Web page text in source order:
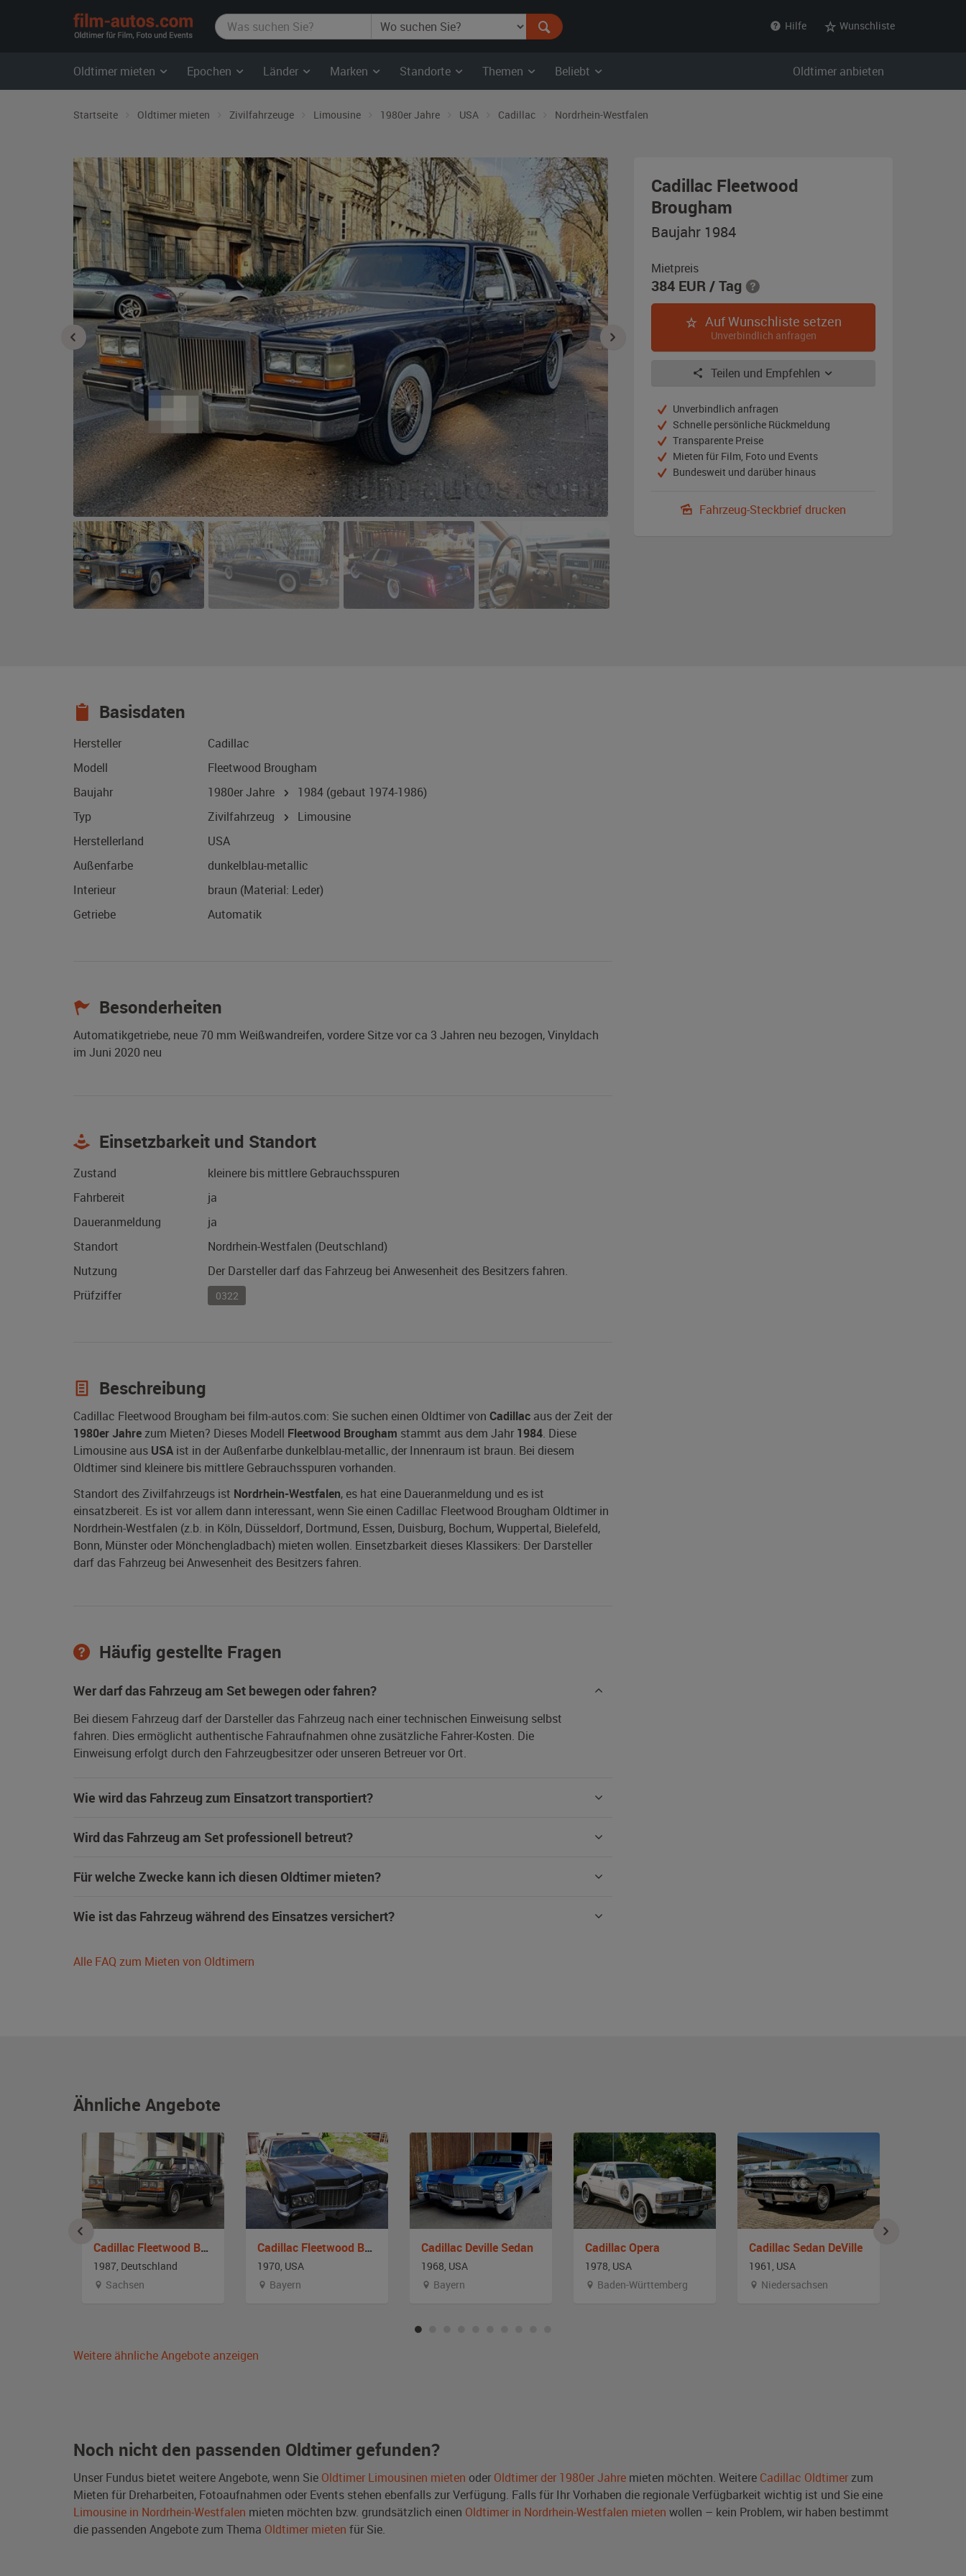
film-
autos.com
Hilfe Wunschliste
Oldtimer mieten Epochen Länder Marken Standorte Themen Beliebt Oldtimer anbieten
Startseite Oldtimer mieten Zivilfahrzeuge Limousine 1980er Jahre USA Cadillac Nordrhein-Westfalen
Cadillac Fleetwood
Brougham
Baujahr
metallic
Baujahr 1984
Mietpreis
384 EUR/ Tag
Auf Wunschliste setzen
Unverbindlich anfragen
Teilen und Empfehlen
Unverbindlich anfragen
Schnelle persönliche Rückmeldung
Transparente Preise
Mieten für Film, Foto und Events
Bundesweit und darüber hinaus
Fahrzeug-Steckbrief drucken
Basisdaten
Hersteller
Cadillac
Modell
Fleetwood Brougham
Baujahr
1980er Jahre 1984 (gebaut 1974-1986)
Typ
Zivilfahrzeug
Limousine
Herstellerland
USA
Außenfarbe
dunkelblau-metallic
Interieur
braun (Material: Leder)
Getriebe
Automatik
Besonderheiten
Automatikgetriebe, neue 70 mm Weißwandreifen, vordere Sitze vor ca 3 Jahren neu bezogen, Vinyldach
im Juni 2020 neu
Einsetzbarkeit und Standort
Zustand
kleinere bis mittlere Gebrauchsspuren
Fahrbereit
ja
Daueranmeldung
ja
Standort
Nordrhein-Westfalen (Deutschland)
Nutzung
Der Darsteller darf das Fahrzeug bei Anwesenheit des Besitzers fahren.
Prüfziffer
0322
Beschreibung
Cadillac Fleetwood Brougham bei film-autos.com: Sie suchen einen Oldtimer von Cadillac aus der Zeit der
1980er Jahrezum Mieten? Dieses Modell Fleetwood Brougham stammt aus dem Jahr 1984. Diese
Limousine aus USA ist in der Außenfarbe dunkelblau-metallic, der Innenraum ist braun. Bei diesem
Oldtimer sind kleinere bis mittlere Gebrauchsspuren vorhanden.
Standort des Zivilfahrzeugs ist Nordrhein-Westfalen, es hat eine Daueranmeldung und es ist
einsatzbereit. Es ist vor allem dann interessant, wenn Sie einen Cadillac Fleetwood Brougham Oldtimer in
Nordrhein-Westfalen (z.b. in Köln, Düsseldorf, Dortmund, Essen, Duisburg, Bochum, Wuppertal, Bielefeld,
Bonn, Münster oder Mönchengladbach) mieten wollen. Einsetzbarkeit dieses Klassikers: Der Darsteller
darf das Fahrzeug bei Anwesenheit des Besitzers fahren.
Häufig gestellte Fragen
Wer darf das Fahrzeug am Set bewegen oder fahren?
Bei diesem Fahrzeug darf der Darsteller das Fahrzeug nach einer technischen Einweisung selbst
fahren. Dies ermöglicht authentische Fahraufnahmen ohne zusätzliche Fahrer-Kosten. Die
Einweisung erfolgt durch den Fahrzeugbesitzer oder unseren Betreuer vor Ort.
Wie wird das Fahrzeug zum Einsatzort transportiert?
Wird das Fahrzeug am Set professionell betreut?
Für welche Zwecke kann ich diesen Oldtimer mieten?
Wie ist das Fahrzeug während des Einsatzes versichert?
Alle FAQ zum Mieten von Oldtimern
Ähnliche Angebote
Cadillac Fleetwood Brougham
1987, Deutschland
Sachsen
Cadillac Fleetwood Brougham
1970, USA
Bayern
Cadillac Deville Sedan
1968, USA
Bayern
Cadillac Opera
1978, USA
Baden-Württemberg
Cadillac Sedan DeVille
1961, USA
Niedersachsen
Weitere ähnliche Angebote anzeigen
Noch nicht den passenden Oldtimer gefunden?
Unser Fundus bietet weitere Angebote, wenn Sie Oldtimer Limousinen mieten oder Oldtimer der 1980er Jahre mieten möchten. Weitere Cadillac Oldtimer zum
Mieten für Dreharbeiten, Fotoaufnahmen oder Events stehen ebenfalls zur Verfügung. Falls für Ihr Vorhaben die regionale Verfügbarkeit wichtig ist und Sie eine
Limousine in Nordrhein-Westfalen mieten möchten bzw. grundsätzlich einen Oldtimer in Nordrhein-Westfalen mieten wollen – kein Problem, wir haben bestimmt
die passenden Angebote zum Thema Oldtimer mieten für Sie.